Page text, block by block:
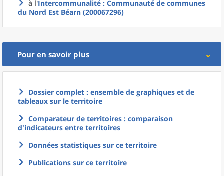
à l'Intercommunalité : Communauté de communes
du Nord Est Béarn (200067296)
Pour en savoir plus
Dossier complet : ensemble de graphiques et de
tableaux sur le territoire
Comparateur de territoires : comparaison
d'indicateurs entre territoires
Données statistiques sur ce territoire
Publications sur ce territoire